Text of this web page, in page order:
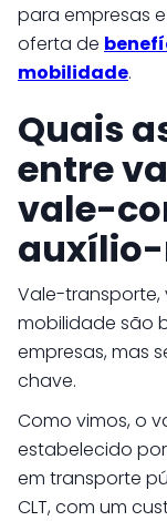
para empresas
oferta de
mobilidade.
Quais
entre
vale-
Vale-
mobilidade são
empresas, mas
chave.
Como vimos, o
estabelecido
em transporte
CLT, com um